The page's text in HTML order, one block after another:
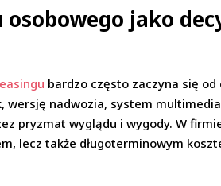
osobowego jako
bardzo często zaczyna się
wersję nadwozia, system
pryzmat wyglądu i wygody. W
lecz także długoterminowym